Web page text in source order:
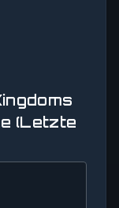
(Letzte